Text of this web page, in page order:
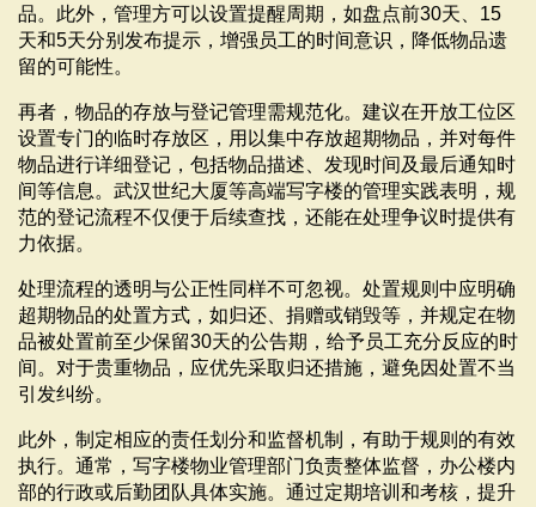
品。此外，管理方可以设置提醒周期，如盘点前30天、15
天和5天分别发布提示，增强员工的时间意识，降低物品遗
留的可能性。
再者，物品的存放与登记管理需规范化。建议在开放工位区
设置专门的临时存放区，用以集中存放超期物品，并对每件
物品进行详细登记，包括物品描述、发现时间及最后通知时
间等信息。武汉世纪大厦等高端写字楼的管理实践表明，规
范的登记流程不仅便于后续查找，还能在处理争议时提供有
力依据。
处理流程的透明与公正性同样不可忽视。处置规则中应明确
超期物品的处置方式，如归还、捐赠或销毁等，并规定在物
品被处置前至少保留30天的公告期，给予员工充分反应的时
间。对于贵重物品，应优先采取归还措施，避免因处置不当
引发纠纷。
此外，制定相应的责任划分和监督机制，有助于规则的有效
执行。通常，写字楼物业管理部门负责整体监督，办公楼内
部的行政或后勤团队具体实施。通过定期培训和考核，提升